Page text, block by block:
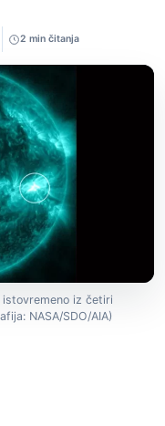
2 min čitanja
iz četiri
NASA/SDO/AIA)